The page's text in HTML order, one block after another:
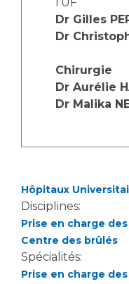
Dr Gilles
Dr
Chirurgie
Dr Aurélie
Dr Malika
Hôpitaux
Disciplines:
Prise en charge
Centre des brûlés
Spécialités:
Prise en charge